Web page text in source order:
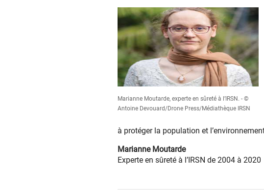
Marianne Moutarde, experte en sûreté à l’IRSN. - ©
Antoine Devouard/Drone Press/Médiathèque IRSN
à protéger la population et
Marianne Moutarde
Experte en sûreté à l’IRSN de 2004 à 2020